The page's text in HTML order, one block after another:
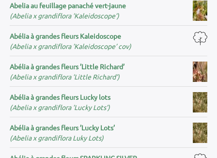
Abelia au feuillage panaché vert-jaune
(Abelia x grandiflora ’Kaleidoscope’)
Abélia à grandes fleurs Kaleidoscope
(Abelia x grandiflora ’Kaleidoscope’ cov)
Abélia à grandes fleurs ’Little Richard’
(Abelia x grandiflora ’Little Richard’)
Abélia à grandes fleurs Lucky lots
(Abelia x grandiflora ’Lucky Lots’)
Abélia à grandes fleurs ’Lucky Lots’
(Abelia x grandiflora Luky Lots)